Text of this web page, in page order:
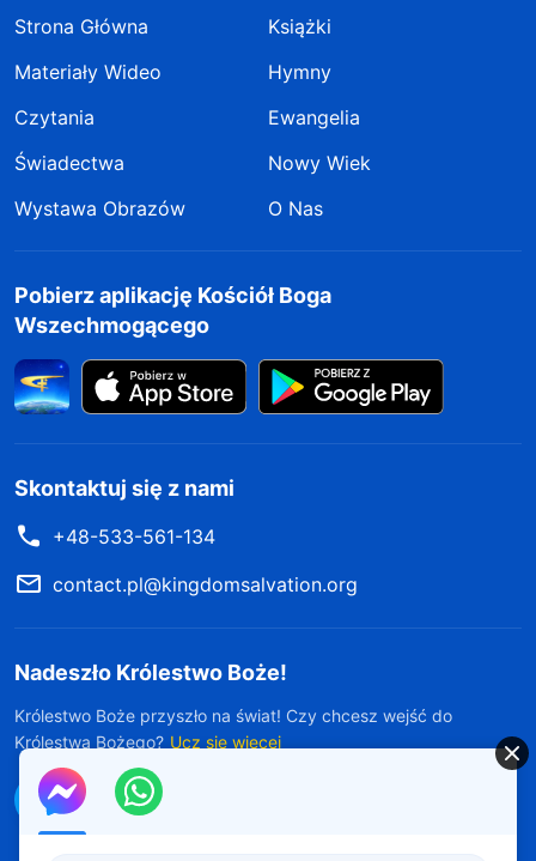
Strona Główna
Książki
Materiały Wideo
Hymny
Czytania
Ewangelia
Świadectwa
Nowy Wiek
Wystawa Obrazów
O Nas
Pobierz aplikację Kościół Boga
Wszechmogącego
Skontaktuj się z nami
+48-533-561-134
contact.pl@kingdomsalvation.org
Nadeszło Królestwo Boże!
Królestwo Boże przyszło na świat! Czy chcesz wejść do
Królestwa Bożego? Ucz się więcej
Połącz się z nami w Messengerze